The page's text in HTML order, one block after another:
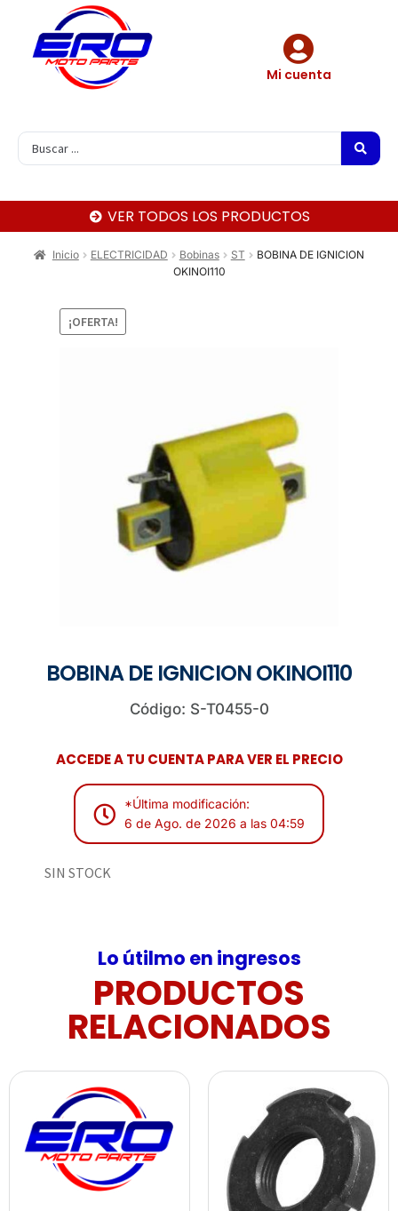
Mi cuenta
VER TODOS LOS PRODUCTOS
Inicio ELECTRICIDAD Bobinas ST
BOBINA DE IGNICION
OKINOI110
¡OFERTA!
BOBINA DE IGNICION OKINOI110
Código: S-T0455-0
ACCEDE A TU CUENTA PARA VER EL PRECIO
*Última modificación:
6 de Ago. de 2026 a las 04:59
SIN STOCK
Lo útilmo en ingresos
PRODUCTOS
RELACIONADOS